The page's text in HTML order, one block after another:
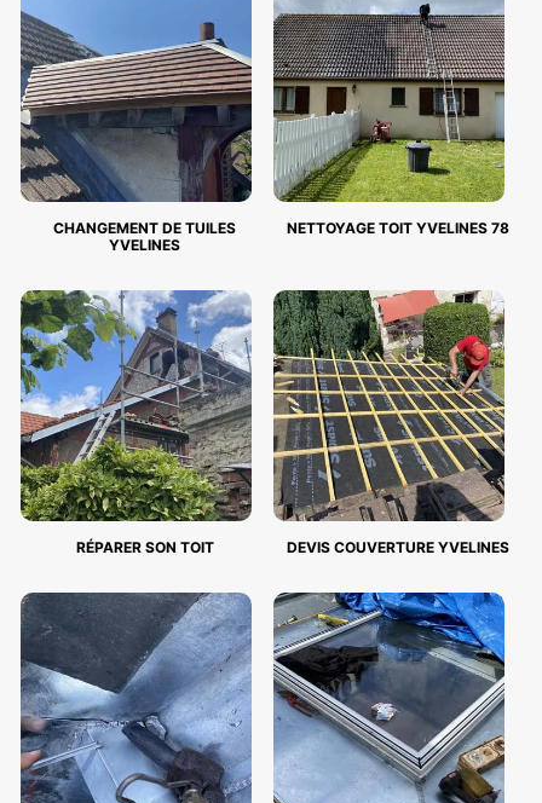
CHANGEMENT DE TUILES
YVELINES
NETTOYAGE TOIT YVELINES 78
RÉPARER SON TOIT DEVIS COUVERTURE YVELINES